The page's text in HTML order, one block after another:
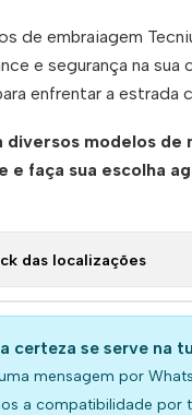
de embraiagem
e segurança na sua
enfrentar a estrada
diversos modelos de
e faça sua escolha
das localizações
certeza se serve na
mensagem por
a compatibilidade por